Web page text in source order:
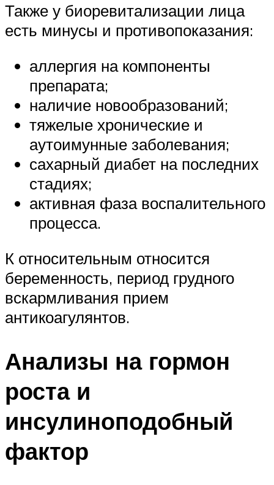
Также у биоревитализации лица
есть минусы и противопоказания:
аллергия на компоненты
препарата;
наличие новообразований;
тяжелые хронические и
аутоимунные заболевания;
сахарный диабет на последних
стадиях;
активная фаза воспалительного
процесса.
К относительным относится
беременность, период грудного
вскармливания прием
антикоагулянтов.
Анализы на гормон
роста и
инсулиноподобный
фактор